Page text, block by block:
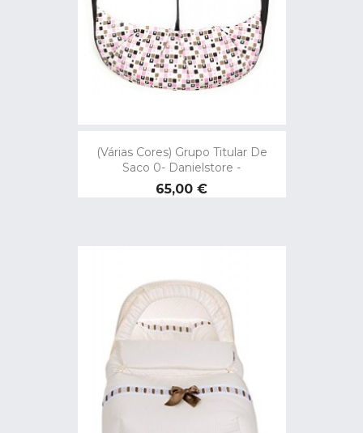
(Várias Cores) Grupo Titular De
Saco 0- Danielstore -
Preço
65,00 €